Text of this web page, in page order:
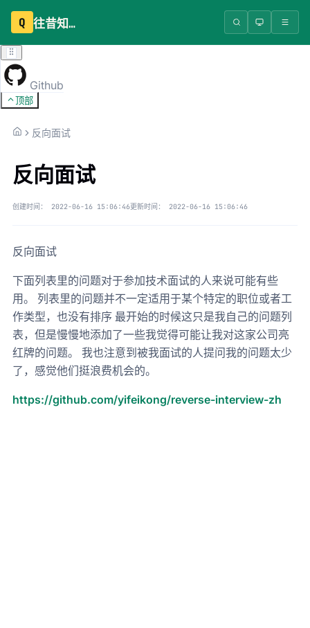
Q 往昔知识库
Github
顶部
反向面试
反向面试
创建时间： 2022-06-16 15:06:46更新时间： 2022-06-16 15:06:46
反向面试
下面列表里的问题对于参加技术面试的人来说可能有些
用。 列表里的问题并不一定适用于某个特定的职位或者工
作类型，也没有排序 最开始的时候这只是我自己的问题列
表，但是慢慢地添加了一些我觉得可能让我对这家公司亮
红牌的问题。 我也注意到被我面试的人提问我的问题太少
了，感觉他们挺浪费机会的。
https://github.com/yifeikong/reverse-interview-zh